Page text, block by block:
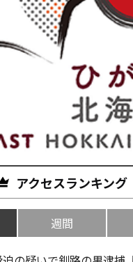
アクセスランキング
週間